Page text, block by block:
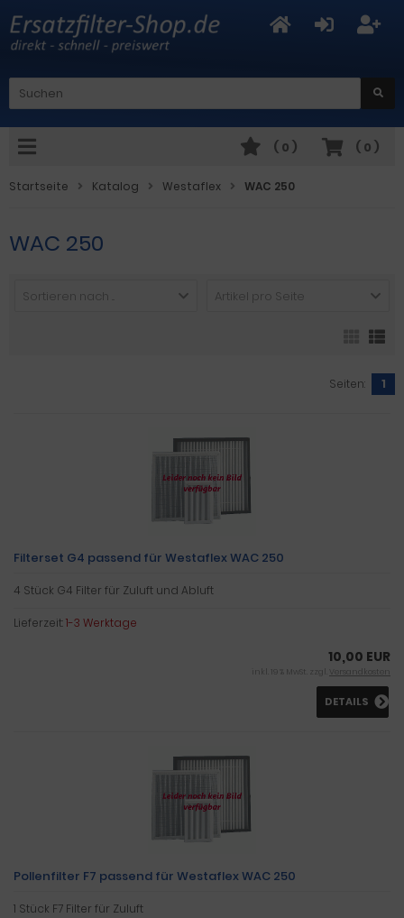
( 0 )
( 0 )
Startseite Katalog Westaflex WAC 250
WAC 250
Sortieren nach ... Artikel pro Seite
Seiten: 1
Filterset G4 passend für Westaflex WAC 250
4 Stück G4 Filter für Zuluft und Abluft
Lieferzeit:1-3 Werktage
10,00 EUR
inkl. 19 % MwSt. zzgl. Versandkosten
DETAILS
Pollenfilter F7 passend für Westaflex WAC 250
1 Stück F7 Filter für Zuluft